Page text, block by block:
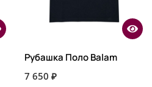
Рубашка Поло Balam
7 650 ₽